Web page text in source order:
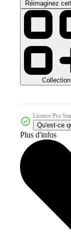
Réimaginez
Collection
Licence Pro
Qu'est-ce
Plus d'infos